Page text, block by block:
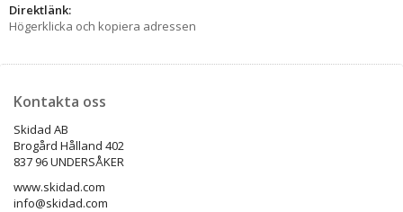
Direktlänk:
Högerklicka och kopiera adressen
Kontakta oss
Skidad AB
Brogård Hålland 402
837 96 UNDERSÅKER
www.skidad.com
info@skidad.com